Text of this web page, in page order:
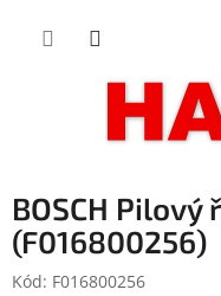
BOSCH Pilový
(F016800256)
Kód: F016800256